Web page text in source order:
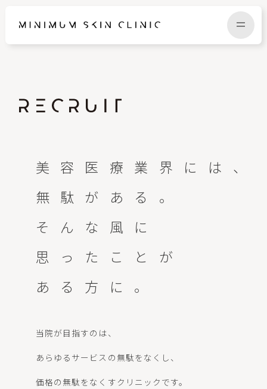
美容医療業界には、
無駄がある。
そんな風に
思ったことが
ある方に。
当院が目指すのは、
あらゆるサービスの無駄をなくし、
価格の無駄をなくすクリニックです。
CAMPAIGN
MENU / PRICE
RECRUIT
CONTACT